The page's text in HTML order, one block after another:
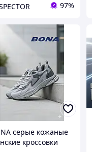
97%
серые кожаные
кроссовки